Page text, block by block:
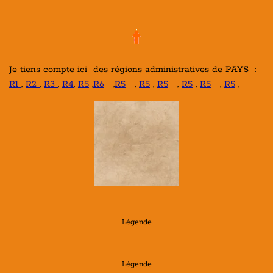
Je tiens compte ici des régions administratives de PAYS :
R1 , R2 , R3 , R4, R5 ,R6 ,R5 , R5 , R5 , R5 , R5 , R5 ,
Légende
Légende